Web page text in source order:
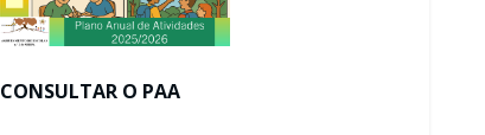
CONSULTAR O PAA